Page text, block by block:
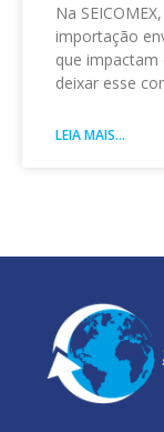
Na
importação
que impactam
deixar esse
LEIA MAIS...